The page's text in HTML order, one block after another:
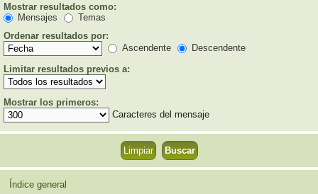
Mostrar resultados como:
Mensajes
Temas
Ordenar resultados por:
Ascendente
Descendente
Limitar resultados previos a:
Mostrar los primeros:
Caracteres del mensaje
Índice general